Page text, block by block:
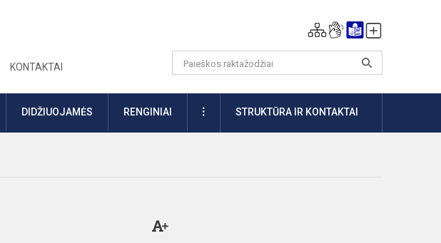
KONTAKTAI
DIDŽIUOJAMĖS RENGINIAI DAUGIAUSTRUKTŪRA IR KONTAKTAI